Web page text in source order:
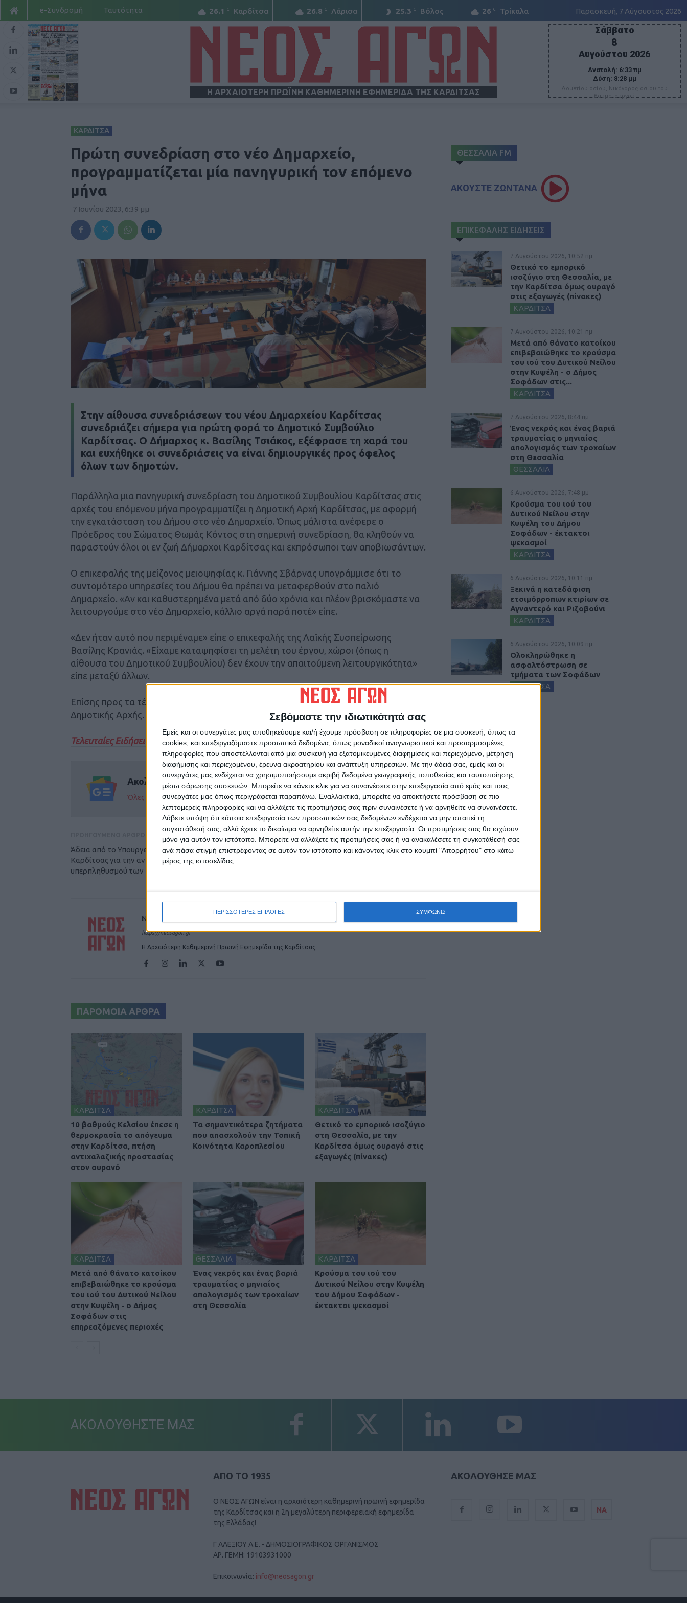
Σεβόμαστε την ιδιωτικότητά σας
Εμείς και οι συνεργάτες μας αποθηκεύουμε και/ή έχουμε πρόσβαση σε πληροφορίες σε μια συσκευή, όπως τα
cookies, και επεξεργαζόμαστε προσωπικά δεδομένα, όπως μοναδικοί αναγνωριστικοί και προσαρμοσμένες
πληροφορίες που αποστέλλονται από μια συσκευή για εξατομικευμένες διαφημίσεις και περιεχόμενο, μέτρηση
διαφήμισης και περιεχομένου, έρευνα ακροατηρίου και ανάπτυξη υπηρεσιών. Με την άδειά σας, εμείς και οι
συνεργάτες μας ενδέχεται να χρησιμοποιήσουμε ακριβή δεδομένα γεωγραφικής τοποθεσίας και ταυτοποίησης
μέσω σάρωσης συσκευών. Μπορείτε να κάνετε κλικ για να συναινέσετε στην επεξεργασία από εμάς και τους
συνεργάτες μας όπως περιγράφεται παραπάνω. Εναλλακτικά, μπορείτε να αποκτήσετε πρόσβαση σε πιο
λεπτομερείς πληροφορίες και να αλλάξετε τις προτιμήσεις σας πριν συναινέσετε ή να αρνηθείτε να συναινέσετε.
Λάβετε υπόψη ότι κάποια επεξεργασία των προσωπικών σας δεδομένων ενδέχεται να μην απαιτεί τη
συγκατάθεσή σας, αλλά έχετε το δικαίωμα να αρνηθείτε αυτήν την επεξεργασία. Οι προτιμήσεις σας θα ισχύουν
μόνο για αυτόν τον ιστότοπο. Μπορείτε να αλλάξετε τις προτιμήσεις σας ή να ανακαλέσετε τη συγκατάθεσή σας
ανά πάσα στιγμή επιστρέφοντας σε αυτόν τον ιστότοπο και κάνοντας κλικ στο κουμπί "Απορρήτου" στο κάτω
μέρος της ιστοσελίδας.
ΠΕΡΙΣΣΟΤΕΡΕΣ ΕΠΙΛΟΓΕΣ ΣΥΜΦΩΝΩ
26.1 C Καρδίτσα 26.8 C Λάρισα 25.3 C Βόλος 26 C Τρίκαλα Παρασκευή, 7 Αύγουστος 2026
e-Συνδρομή Ταυτότητα
Η ΑΡΧΑΙΟΤΕΡΗ ΠΡΩΪΝΗ ΚΑΘΗΜΕΡΙΝΗ ΕΦΗΜΕΡΙΔΑ ΤΗΣ ΚΑΡΔΙΤΣΑΣ
Σάββατο
8
Αυγούστου 2026
Ανατολή: 6:33 πμ
Δύση: 8:28 μμ
Δομετίου οσίου, Νικάνορος οσίου του
θαυματουργού
ΚΑΡΔΙΤΣΑ
Πρώτη συνεδρίαση στο νέο Δημαρχείο,
προγραμματίζεται μία πανηγυρική τον επόμενο
μήνα
7 Ιουνίου 2023, 6:39 μμ
Στην αίθουσα συνεδριάσεων του νέου Δημαρχείου Καρδίτσας
συνεδριάζει σήμερα για πρώτη φορά το Δημοτικό Συμβούλιο
Καρδίτσας. Ο Δήμαρχος κ. Βασίλης Τσιάκος, εξέφρασε τη χαρά του
και ευχήθηκε οι συνεδριάσεις να είναι δημιουργικές προς όφελος
όλων των δημοτών.
Παράλληλα μια πανηγυρική συνεδρίαση του Δημοτικού Συμβουλίου Καρδίτσας στις
αρχές του επόμενου μήνα προγραμματίζει η Δημοτική Αρχή Καρδίτσας, με αφορμή
την εγκατάσταση του Δήμου στο νέο Δημαρχείο. Όπως μάλιστα ανέφερε ο
Πρόεδρος του Σώματος Θωμάς Κόντος στη σημερινή συνεδρίαση, θα κληθούν να
παραστούν όλοι οι εν ζωή Δήμαρχοι Καρδίτσας και εκπρόσωποι των αποβιωσάντων.
Ο επικεφαλής της μείζονος μειοψηφίας κ. Γιάννης Σβάρνας υπογράμμισε ότι το
συντομότερο υπηρεσίες του Δήμου θα πρέπει να μεταφερθούν στο παλιό
Δημαρχείο. «Αν και καθυστερημένα μετά από δύο χρόνια και πλέον βρισκόμαστε να
λειτουργούμε στο νέο Δημαρχείο, κάλλιο αργά παρά ποτέ» είπε.
«Δεν ήταν αυτό που περιμέναμε» είπε ο επικεφαλής της Λαϊκής Συσπείρωσης
Βασίλης Κρανιάς. «Είχαμε καταψηφίσει τη μελέτη του έργου, χώροι (όπως η
αίθουσα του Δημοτικού Συμβουλίου) δεν έχουν την απαιτούμενη λειτουργικότητα»
είπε μεταξύ άλλων.
Επίσης προς τα τέλη Αυγούστου θα πραγματοποιηθεί ο δημόσιος απολογισμός της
Δημοτικής Αρχής.
Τελευταίες Ειδήσεις Σήμερα
Ακολούθησε την εφημερίδα ΝΕΟΣ ΑΓΩΝ στο Google News!
Όλες οι εξελίξεις στην περιοχή της Καρδίτσας και ευρύτερα της Θεσσαλίας
Άδεια από το Υπουργείο θα ζητήσει ο Δήμος
Καρδίτσας για την αντιμετώπιση του
υπερπληθυσμού των κορακοειδών
ΕΠΟΜΕΝΟ ΑΡΘΡΟ
Εκτός της πρόσθετης χρηματοδότησητος
ΝΕΟΣ ΑΓΩΝ
https://neosagon.gr
Η Αρχαιότερη Καθημερινή Πρωινή Εφημερίδα της Καρδίτσας
ΠΑΡΟΜΟΙΑ ΑΡΘΡΑ
ΚΑΡΔΙΤΣΑ
10 βαθμούς Κελσίου έπεσε η
θερμοκρασία το απόγευμα
στην Καρδίτσα, πτήση
αντιχαλαζικής προστασίας
στον ουρανό
ΚΑΡΔΙΤΣΑ
Τα σημαντικότερα ζητήματα
που απασχολούν την Τοπική
Κοινότητα Καροπλεσίου
ΚΑΡΔΙΤΣΑ
Θετικό το εμπορικό ισοζύγιο
στη Θεσσαλία, με την
Καρδίτσα όμως ουραγό στις
εξαγωγές (πίνακες)
ΚΑΡΔΙΤΣΑ
Μετά από θάνατο κατοίκου
επιβεβαιώθηκε το κρούσμα
του ιού του Δυτικού Νείλου
στην Κυψέλη - ο Δήμος
Σοφάδων στις
επηρεαζόμενες περιοχές
ΘΕΣΣΑΛΙΑ
Ένας νεκρός και ένας βαριά
τραυματίας ο μηνιαίος
απολογισμός των τροχαίων
στη Θεσσαλία
ΚΑΡΔΙΤΣΑ
Κρούσμα του ιού του
Δυτικού Νείλου στην Κυψέλη
του Δήμου Σοφάδων -
έκτακτοι ψεκασμοί
ΘΕΣΣΑΛΙΑ FM
ΑΚΟΥΣΤΕ ΖΩΝΤΑΝΑ
ΕΠΙΚΕΦΑΛΗΣ ΕΙΔΗΣΕΙΣ
7 Αυγούστου 2026, 10:52 πμ
Θετικό το εμπορικό
ισοζύγιο στη Θεσσαλία, με
την Καρδίτσα όμως ουραγό
στις εξαγωγές (πίνακες)
ΚΑΡΔΙΤΣΑ
7 Αυγούστου 2026, 10:21 πμ
Μετά από θάνατο κατοίκου
επιβεβαιώθηκε το κρούσμα
του ιού του Δυτικού Νείλου
στην Κυψέλη - ο Δήμος
Σοφάδων στις...
ΚΑΡΔΙΤΣΑ
7 Αυγούστου 2026, 8:44 πμ
Ένας νεκρός και ένας βαριά
τραυματίας ο μηνιαίος
απολογισμός των τροχαίων
στη Θεσσαλία
ΘΕΣΣΑΛΙΑ
6 Αυγούστου 2026, 7:48 μμ
Κρούσμα του ιού του
Δυτικού Νείλου στην
Κυψέλη του Δήμου
Σοφάδων - έκτακτοι
ψεκασμοί
ΚΑΡΔΙΤΣΑ
6 Αυγούστου 2026, 10:11 πμ
Ξεκινά η κατεδάφιση
ετοιμόρροπων κτιρίων σε
Αγναντερό και Ριζοβούνι
ΚΑΡΔΙΤΣΑ
6 Αυγούστου 2026, 10:09 πμ
Ολοκληρώθηκε η
ασφαλτόστρωση σε
τμήματα των Σοφάδων
ΚΑΡΔΙΤΣΑ
ΑΚΟΛΟΥΘΗΣΤΕ ΜΑΣ
ΑΠΟ ΤΟ 1935
Ο ΝΕΟΣ ΑΓΩΝ είναι η αρχαιότερη καθημερινή πρωινή εφημερίδα
της Καρδίτσας και η 2η μεγαλύτερη περιφερειακή εφημερίδα
της Ελλάδας!
Γ ΑΛΕΞΙΟΥ Α.Ε. - ΔΗΜΟΣΙΟΓΡΑΦΙΚΟΣ ΟΡΓΑΝΙΣΜΟΣ
ΑΡ. ΓΕΜΗ: 19103931000
Επικοινωνία: info@neosagon.gr
ΑΚΟΛΟΥΘΗΣΕ ΜΑΣ
ΝΑ